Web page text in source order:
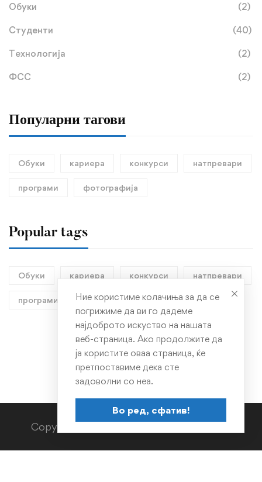
Обуки (2)
Студенти (40)
Технологија (2)
ФСС (2)
Популарни тагови
Обуки кариера конкурси натпревари
програми фотографија
Popular tags
Обуки кариера конкурси натпревари
програми фотографија
Copyright © TMF 2023. All rights reserved.
Ние користиме колачиња за да се
погрижиме да ви го дадеме
најдоброто искуство на нашата
веб-страница. Ако продолжите да
ја користите оваа страница, ќе
претпоставиме дека сте
задоволни со неа.
Во ред, сфатив!